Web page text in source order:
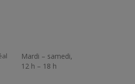
Mardi – samedi,
12 h – 18 h